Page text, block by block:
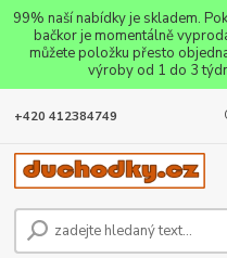
99% naší nabídky je skladem.
bačkor je momentálně
můžete položku přesto
výroby od 1 do 3
+420 412384749